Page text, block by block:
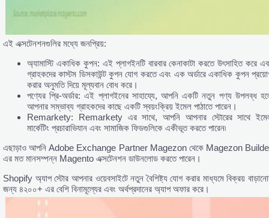
এই এক্সটেনশনগুলির মধ্যে জনপ্রিয়:
অ্যামাস্টি একাধিক কুপন: এই প্লাগইনটি বারবার কেনাকাটা করতে উৎসাহিত করে
গ্রাহকদের কাস্টম ডিসকাউন্ট কুপন যোগ করতে এবং এক অর্ডারে একাধিক কুপন
করার অনুমতি দিয়ে মূল্যবান বোধ করে।
পণ্যের প্রি-অর্ডার: এই প্লাগইনের সাহায্যে, আপনি একটি নতুন পণ্য উপলব্ধ
আপনার সম্ভাব্য গ্রাহকদের কাছে একটি স্বয়ংক্রিয় ইমেল পাঠাতে পারেন।
Remarkety: Remarkety এর সাথে, আপনি আপনার স্টোরের সাথে
মার্কেটিং প্রচারাভিযান এবং সামাজিক ফিডগুলিকে একীভূত করতে পারেন৷
এছাড়াও আপনি Adobe Exchange Partner Magezon থেকে Magezon
এর মত মানসম্পন্ন Magento এক্সটেনশন ডাউনলোড করতে পারেন।
Shopify অ্যাপ স্টোর আপনার ওয়েবসাইটে নতুন বৈশিষ্ট্য যোগ করার মাধ্যমে বিক্রয়
জন্য ৪২০০+ এর বেশি বিনামূল্যের এবং অর্থপ্রদানের অ্যাপ অফার করে।